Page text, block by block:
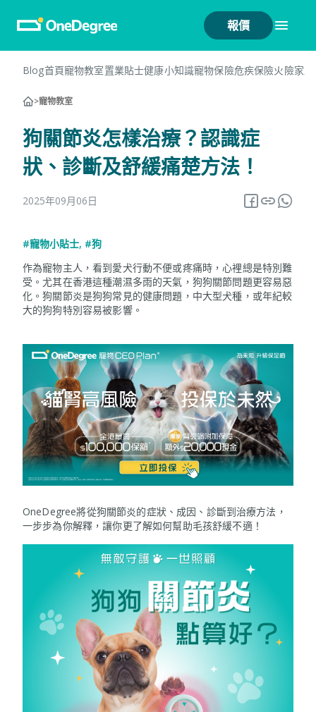
報價
Blog首頁寵物教室置業貼士健康小知識寵物保險危疾保險火險家
>寵物教室
狗關節炎怎樣治療？認識症
狀、診斷及舒緩痛楚方法！
2025年09月06日
#寵物小貼士, #狗
作為寵物主人，看到愛犬行動不便或疼痛時，心裡總是特別難
受。尤其在香港這種潮濕多雨的天氣，狗狗關節問題更容易惡
化。狗關節炎是狗狗常見的健康問題，中大型犬種，或年紀較
大的狗狗特別容易被影響。
OneDegree將從狗關節炎的症狀、成因、診斷到治療方法，
一步步為你解釋，讓你更了解如何幫助毛孩舒緩不適！